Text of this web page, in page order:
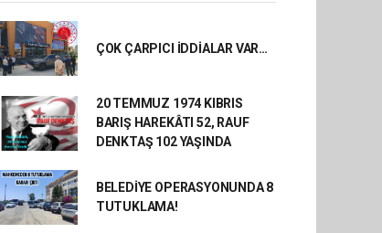
ÇOK ÇARPICI İDDİALAR VAR…
20 TEMMUZ 1974 KIBRIS
BARIŞ HAREKÂTI 52, RAUF
DENKTAŞ 102 YAŞINDA
BELEDİYE OPERASYONUNDA 8
TUTUKLAMA!